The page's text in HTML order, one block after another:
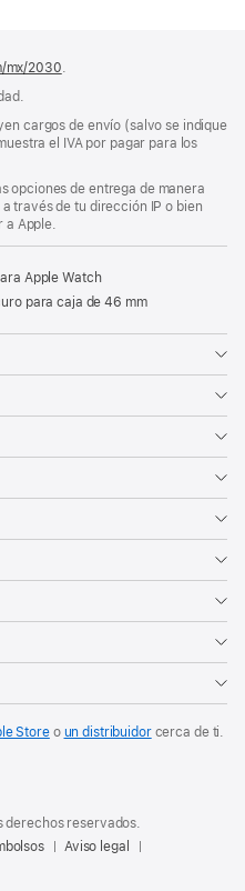
mx/2030.
cargos de envío (salvo se indique
el IVA por pagar para los
opciones de entrega de manera
través de tu dirección IP o bien
a Apple.
Apple Watch
para caja de 46 mm
Storeo un distribuidorcerca de ti.
derechos reservados.
Aviso legal